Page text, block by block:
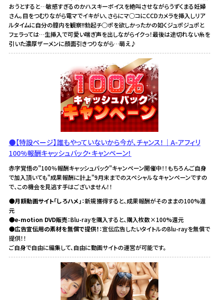
おうとすると…敏感すぎるのかハスキーボイスを絶叫させながらうずくまる妊婦
さん。目をつむりながら電マでイキがい、さらにマ○コにCCDカメラを挿入しリア
ルタイムに自分の膣内を観察!!勃起チ○ポを欲しかったかの如くジュポジュポと
フェラっては…生挿入で可愛い喘ぎ声を出しながらイクっ！最後は途切れない糸を
引いた濃厚ザーメンに顔面引きつりながら…萌え♪
●【特設ページ】誰もやっていないから今が、チャンス！｜A-アフィリ
100%報酬キャッシュバック・キャンペーン！
赤字覚悟の"100％報酬キャッシュバック"キャンペーン開催中！！もちろんご自身
で加入頂いても"成果報酬に計上"9月末までのスペシャルなキャンペーンですの
で、この機会を見逃す手はございません！！
●月額動画サイト「しろハメ」：新規獲得すると、成果報酬がそのままの100%還
元
●e-motion DVD販売：Blu-rayを購入すると、購入枚数×100%還元
●広告宣伝用の素材を無償で提供！ ：宣伝広告したいタイトルのBlu-rayを無償で
提供！！
ご自身で自由に編集して、自由に動画サイトの運営が可能です。